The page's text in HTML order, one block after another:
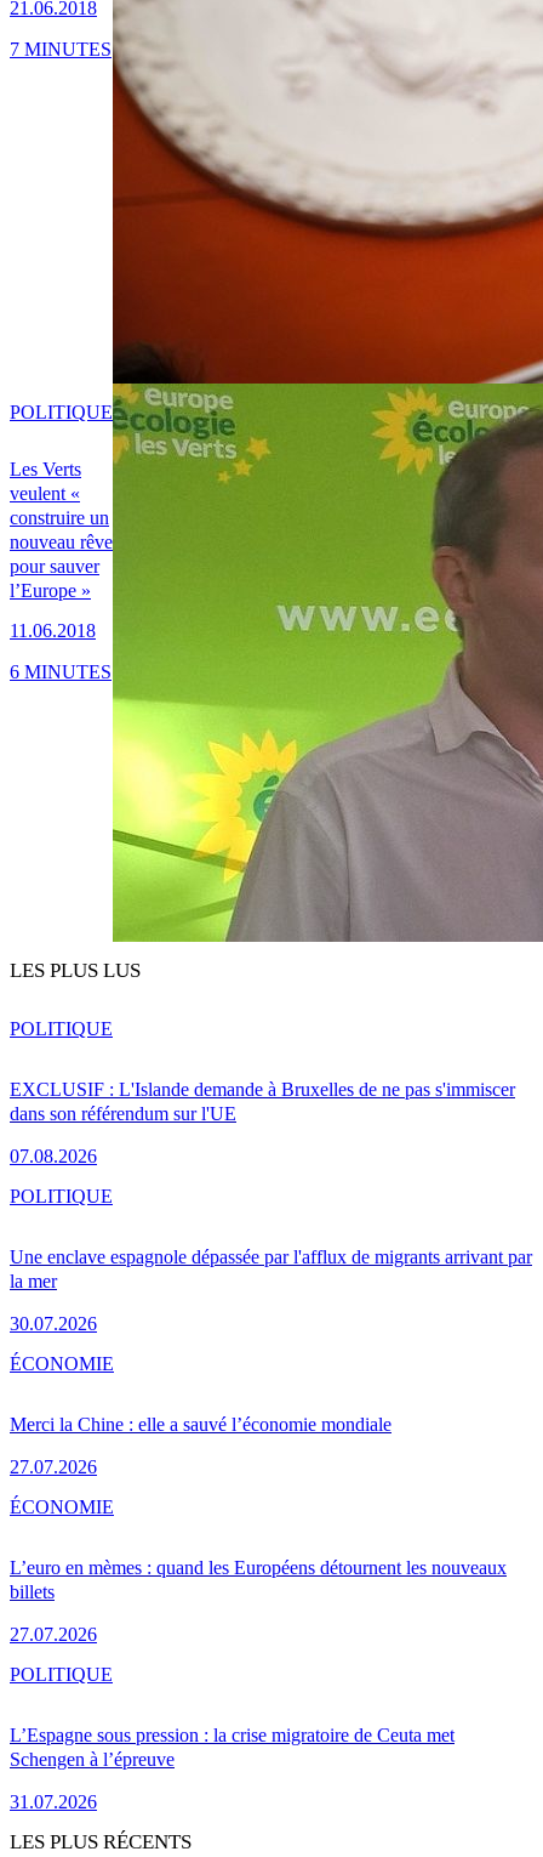
21.06.2018
7 MINUTES
Les Verts
veulent «
construire un
nouveau rêve
pour sauver
l’Europe »
11.06.2018
POLITIQUE
6 MINUTES
LES PLUS LUS
EXCLUSIF : L'Islande demande à Bruxelles de ne pas s'immiscer
dans son référendum sur l'UE
07.08.2026
POLITIQUE
Une enclave espagnole dépassée par l'afflux de migrants arrivant par
la mer
30.07.2026
POLITIQUE
Merci la Chine : elle a sauvé l’économie mondiale
27.07.2026
ÉCONOMIE
L’euro en mèmes : quand les Européens détournent les nouveaux
billets
27.07.2026
ÉCONOMIE
L’Espagne sous pression : la crise migratoire de Ceuta met
Schengen à l’épreuve
31.07.2026
POLITIQUE
LES PLUS RÉCENTS